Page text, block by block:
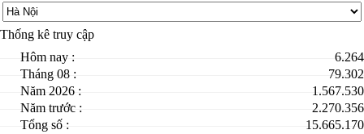
Thống kê truy cập
Hôm nay :
6.264
Tháng 08 :
79.302
Năm 2026 :
1.567.530
Năm trước :
2.270.356
Tổng số :
15.665.170